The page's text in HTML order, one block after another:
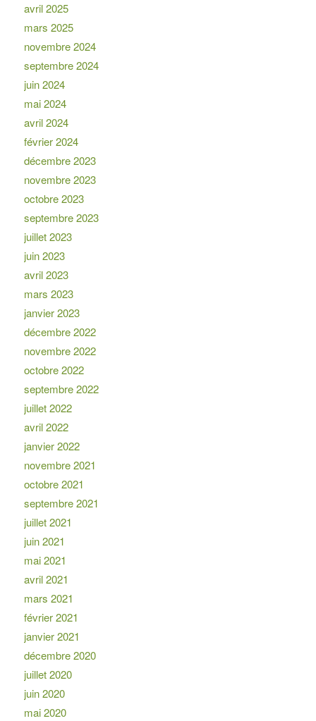
avril 2025
mars 2025
novembre 2024
septembre 2024
juin 2024
mai 2024
avril 2024
février 2024
décembre 2023
novembre 2023
octobre 2023
septembre 2023
juillet 2023
juin 2023
avril 2023
mars 2023
janvier 2023
décembre 2022
novembre 2022
octobre 2022
septembre 2022
juillet 2022
avril 2022
janvier 2022
novembre 2021
octobre 2021
septembre 2021
juillet 2021
juin 2021
mai 2021
avril 2021
mars 2021
février 2021
janvier 2021
décembre 2020
juillet 2020
juin 2020
mai 2020